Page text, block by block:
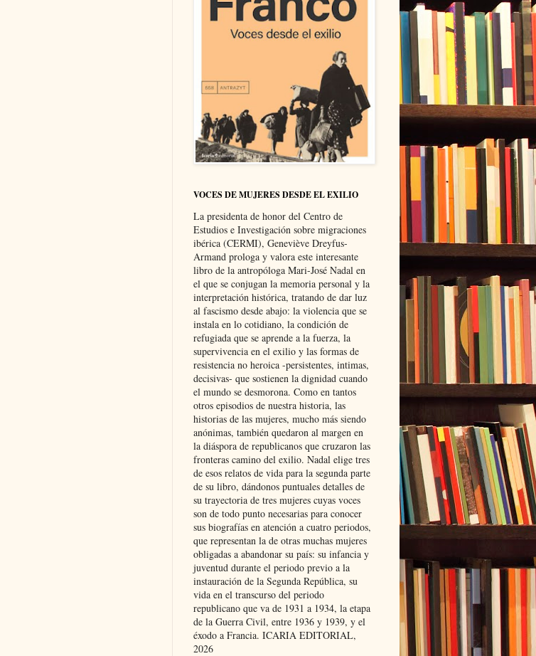
VOCES DE MUJERES DESDE EL EXILIO
La presidenta de honor del Centro de
Estudios e Investigación sobre migraciones
ibérica (CERMI), Geneviève Dreyfus-
Armand prologa y valora este interesante
libro de la antropóloga Mari-José Nadal en
el que se conjugan la memoria personal y la
interpretación histórica, tratando de dar luz
al fascismo desde abajo: la violencia que se
instala en lo cotidiano, la condición de
refugiada que se aprende a la fuerza, la
supervivencia en el exilio y las formas de
resistencia no heroica -persistentes, intimas,
decisivas- que sostienen la dignidad cuando
el mundo se desmorona. Como en tantos
otros episodios de nuestra historia, las
historias de las mujeres, mucho más siendo
anónimas, también quedaron al margen en
la diáspora de republicanos que cruzaron las
fronteras camino del exilio. Nadal elige tres
de esos relatos de vida para la segunda parte
de su libro, dándonos puntuales detalles de
su trayectoria de tres mujeres cuyas voces
son de todo punto necesarias para conocer
sus biografías en atención a cuatro periodos,
que representan la de otras muchas mujeres
obligadas a abandonar su país: su infancia y
juventud durante el periodo previo a la
instauración de la Segunda República, su
vida en el transcurso del periodo
republicano que va de 1931 a 1934, la etapa
de la Guerra Civil, entre 1936 y 1939, y el
éxodo a Francia. ICARIA EDITORIAL,
2026